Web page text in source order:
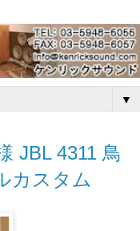
▼
JBL 4311 鳥
カスタム